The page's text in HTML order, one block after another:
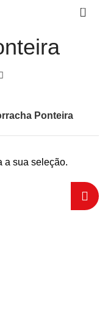
0
Ponteira
a sua seleção.